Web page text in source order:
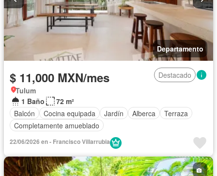
Departamento
$ 11,000 MXN/mes
Destacado
Tulum
1 Baño
72 m²
Balcón
Cocina equipada Jardín Alberca
Terraza
Completamente amueblado
22/06/2026 en - Francisco Villarrubia